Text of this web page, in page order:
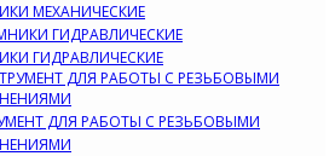
МЕХАНИЧЕСКИЕ
ГИДРАВЛИЧЕСКИЕ
ДЛЯ РАБОТЫ С РЕЗЬБОВЫМИ